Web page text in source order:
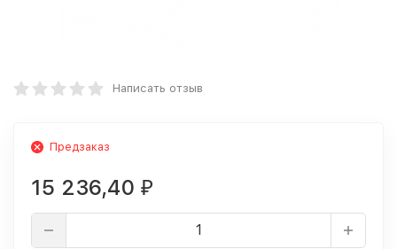
Написать отзыв
Предзаказ
15 236,40 ₽